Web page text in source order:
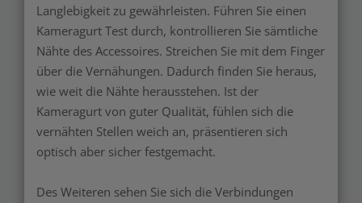
Langlebigkeit zu gewährleisten. Führen Sie einen
Kameragurt Test durch, kontrollieren Sie sämtliche
Nähte des Accessoires. Streichen Sie mit dem Finger
über die Vernähungen. Dadurch finden Sie heraus,
wie weit die Nähte herausstehen. Ist der
Kameragurt von guter Qualität, fühlen sich die
vernähten Stellen weich an, präsentieren sich
optisch aber sicher festgemacht.
Des Weiteren sehen Sie sich die Verbindungen